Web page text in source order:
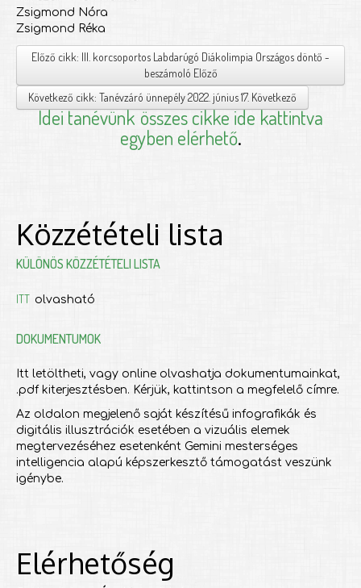
Zsigmond Nóra
Zsigmond Réka
Előző cikk: III. korcsoportos Labdarúgó Diákolimpia Országos döntő -
beszámoló Előző
Következő cikk: Tanévzáró ünnepély 2022. június 17. Következő
Idei tanévünk összes cikke ide kattintva
egyben elérhető.
Közzétételi lista
KÜLÖNÖS KÖZZÉTÉTELI LISTA
ITT olvasható
DOKUMENTUMOK
Itt letöltheti, vagy online olvashatja dokumentumainkat,
.pdf kiterjesztésben. Kérjük, kattintson a megfelelő címre.
Az oldalon megjelenő saját készítésű infografikák és
digitális illusztrációk esetében a vizuális elemek
megtervezéséhez esetenként Gemini mesterséges
intelligencia alapú képszerkesztő támogatást veszünk
igénybe.
Elérhetőség